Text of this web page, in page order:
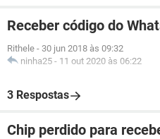
Receber código do
Rithele - 30 jun 2018 às 09:32
ninha25 - 11 out 2020 às 06:22
3 Respostas
Chip perdido para